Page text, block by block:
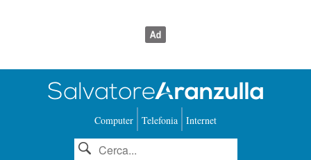
Computer Telefonia Internet